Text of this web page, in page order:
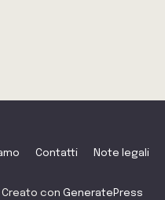
Contatti Note legali
Creato con GeneratePress